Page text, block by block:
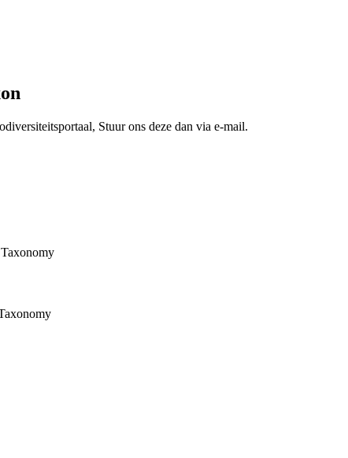
Stuur ons deze dan via e-mail.